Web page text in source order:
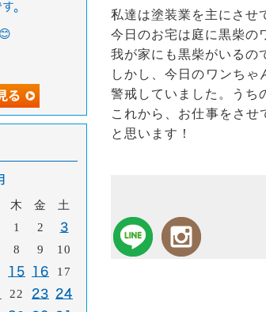
私達は塗装業を主にさせ
今日のお宅は庭に黒柴の
我が家にも黒柴がいるの
しかし、今日のワンち
警戒していました。うち
これから、お仕事をさせ
と思います！
。
木 金
土
1
2 3
8 9
10
15 16
17
22 23 24